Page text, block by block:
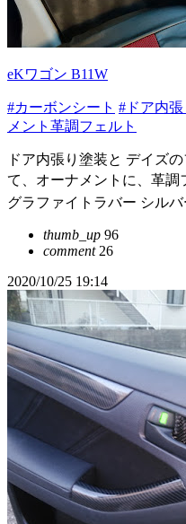
eKワゴン B11W
#カーボンシート #ドア内
メント革調フェルト
ドア内張り塗装と デイズ
て、オーナメントに、革調
グラファイトラバー シル
thumb_up 96
comment26
2020/10/25 19:14